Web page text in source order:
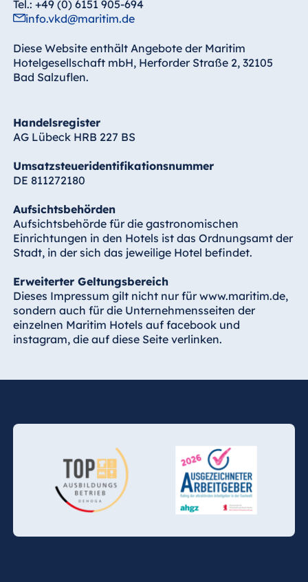
Tel.: +49 (0) 6151 905-694
info.vkd@maritim.de
Diese Website enthält Angebote der Maritim
Hotelgesellschaft mbH, Herforder Straße 2, 32105
Bad Salzuflen.
Handelsregister
AG Lübeck HRB 227 BS
Umsatzsteueridentifikationsnummer
DE 811272180
Aufsichtsbehörden
Aufsichtsbehörde für die gastronomischen
Einrichtungen in den Hotels ist das Ordnungsamt der
Stadt, in der sich das jeweilige Hotel befindet.
Erweiterter Geltungsbereich
Dieses Impressum gilt nicht nur für www.maritim.de,
sondern auch für die Unternehmensseiten der
einzelnen Maritim Hotels auf facebook und
instagram, die auf diese Seite verlinken.